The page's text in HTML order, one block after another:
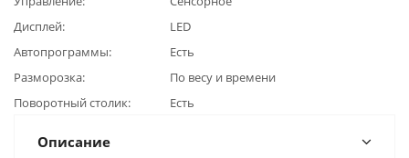
Дисплей
LED
Автопрограммы
Есть
Разморозка
По весу и времени
Поворотный столик
Есть
Описание